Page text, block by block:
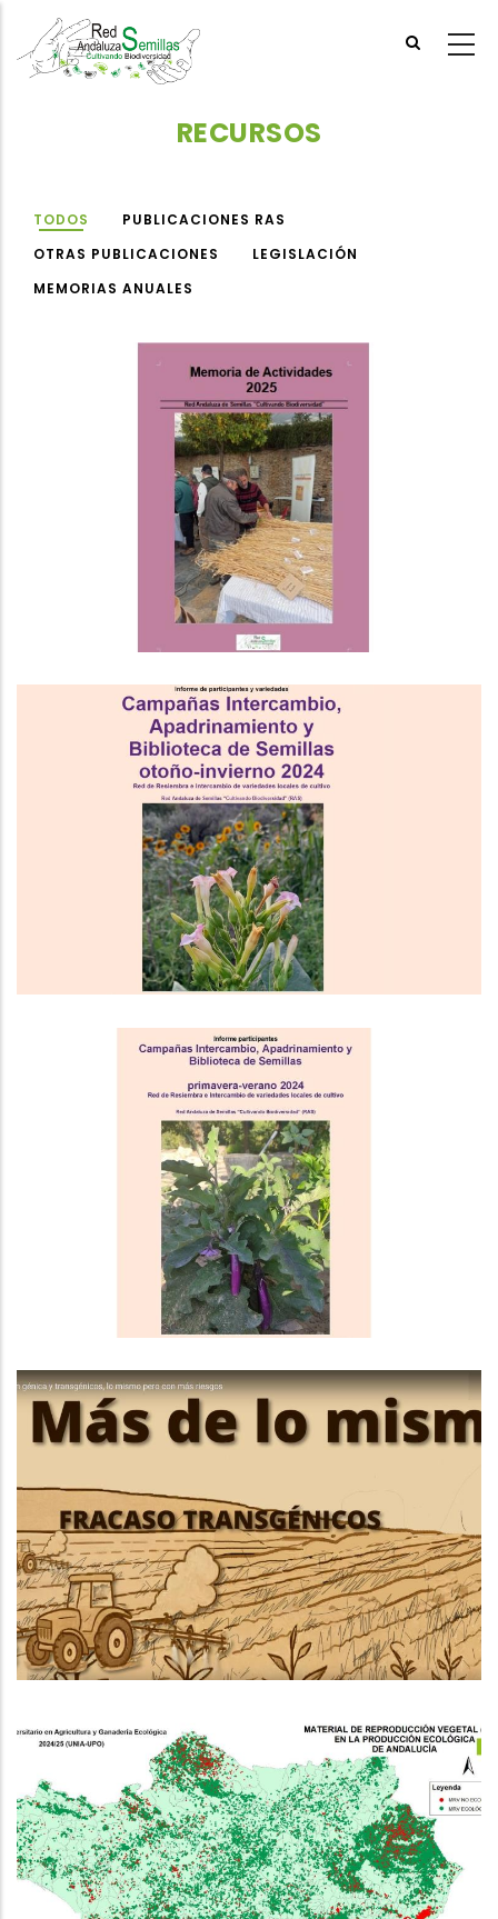
main
RECURSOS
TODOS
PUBLICACIONES RAS
OTRAS PUBLICACIONES
LEGISLACIÓN
MEMORIAS ANUALES